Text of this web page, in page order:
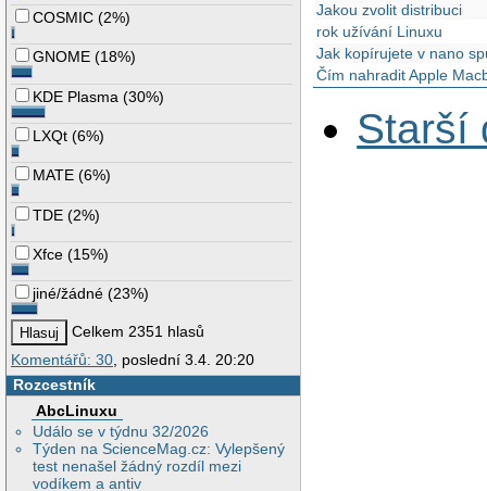
COSMIC (2%)
GNOME (18%)
KDE Plasma (30%)
LXQt (6%)
MATE (6%)
TDE (2%)
Xfce (15%)
jiné/žádné (23%)
Celkem 2351 hlasů
Komentářů: 30 , poslední 3.4. 20:20
Rozcestník
AbcLinuxu
Událo se v týdnu 32/2026
Týden na ScienceMag.cz: Vylepšený
test nenašel žádný rozdíl mezi
vodíkem a antiv
Jakou zvolit distribuci
rok užívání Linuxu
Jak kopírujete v nano
Čím nahradit Apple
Starší